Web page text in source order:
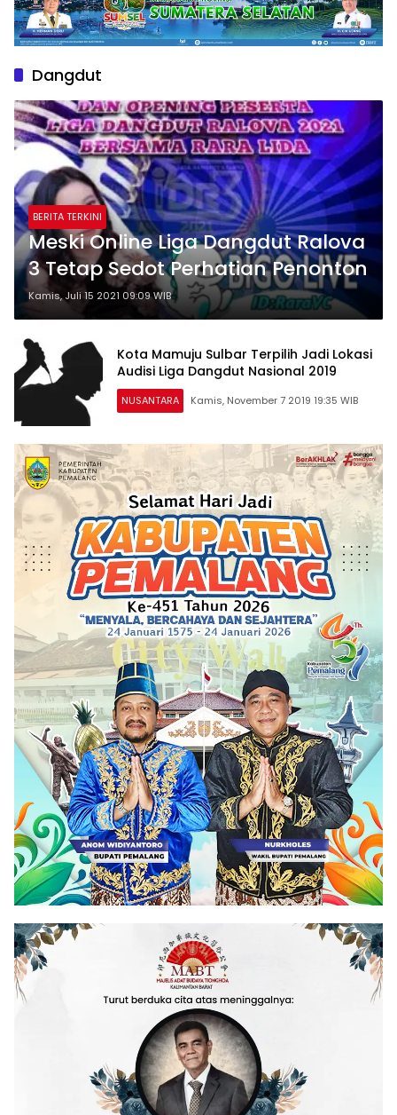
Dangdut
BERITA TERKINI
Meski Online Liga Dangdut Ralova
3 Tetap Sedot Perhatian Penonton
Kamis, Juli 15 2021 09:09 WIB
Kota Mamuju Sulbar Terpilih Jadi Lokasi
Audisi Liga Dangdut Nasional 2019
NUSANTARA Kamis, November 7 2019 19:35 WIB